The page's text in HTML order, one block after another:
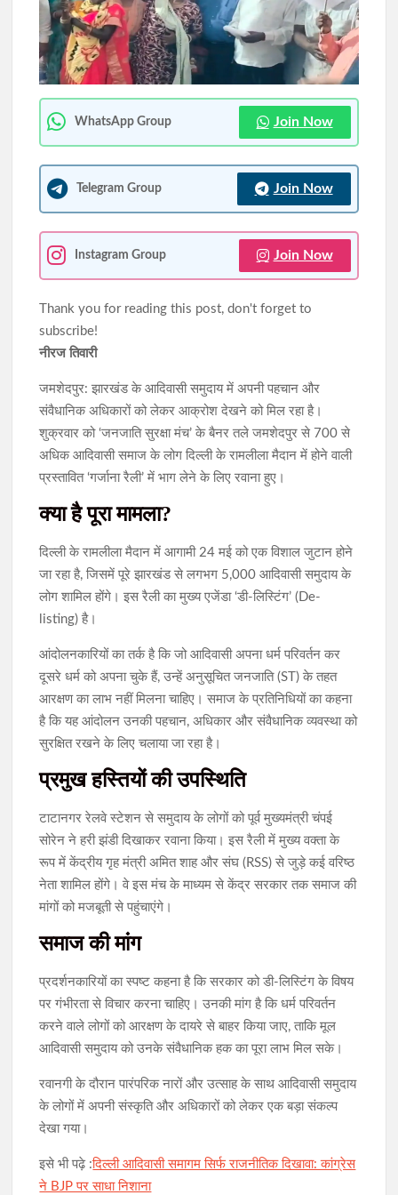
झारखंड में SIR के दौरान 63.24 लाख नोटिस जारी, रांची में सबसे अधिक
6.89 लाख मामले
JPSC-JSSC विवाद पर वाम छात्र संगठनों का शक्ति प्रदर्शन कल,
विधानसभा घेराव की तैयारी
WhatsApp Group Join Now
Telegram Group Join Now
Instagram Group Join Now
Thank you for reading this post, don't forget to
subscribe!
नीरज तिवारी
जमशेदपुर: झारखंड के आदिवासी समुदाय में अपनी पहचान और
संवैधानिक अधिकारों को लेकर आक्रोश देखने को मिल रहा है।
शुक्रवार को ‘जनजाति सुरक्षा मंच’ के बैनर तले जमशेदपुर से 700 से
अधिक आदिवासी समाज के लोग दिल्ली के रामलीला मैदान में होने वाली
प्रस्तावित ‘गर्जाना रैली’ में भाग लेने के लिए रवाना हुए।
क्या है पूरा मामला?
दिल्ली के रामलीला मैदान में आगामी 24 मई को एक विशाल जुटान होने
जा रहा है, जिसमें पूरे झारखंड से लगभग 5,000 आदिवासी समुदाय के
लोग शामिल होंगे। इस रैली का मुख्य एजेंडा ‘डी-लिस्टिंग’ (De-
listing) है।
आंदोलनकारियों का तर्क है कि जो आदिवासी अपना धर्म परिवर्तन कर
दूसरे धर्म को अपना चुके हैं, उन्हें अनुसूचित जनजाति (ST) के तहत
आरक्षण का लाभ नहीं मिलना चाहिए। समाज के प्रतिनिधियों का कहना
है कि यह आंदोलन उनकी पहचान, अधिकार और संवैधानिक व्यवस्था को
सुरक्षित रखने के लिए चलाया जा रहा है।
प्रमुख हस्तियों की उपस्थिति
टाटानगर रेलवे स्टेशन से समुदाय के लोगों को पूर्व मुख्यमंत्री चंपई
सोरेन ने हरी झंडी दिखाकर रवाना किया। इस रैली में मुख्य वक्ता के
रूप में केंद्रीय गृह मंत्री अमित शाह और संघ (RSS) से जुड़े कई वरिष्ठ
नेता शामिल होंगे। वे इस मंच के माध्यम से केंद्र सरकार तक समाज की
मांगों को मजबूती से पहुंचाएंगे।
समाज की मांग
प्रदर्शनकारियों का स्पष्ट कहना है कि सरकार को डी-लिस्टिंग के विषय
पर गंभीरता से विचार करना चाहिए। उनकी मांग है कि धर्म परिवर्तन
करने वाले लोगों को आरक्षण के दायरे से बाहर किया जाए, ताकि मूल
आदिवासी समुदाय को उनके संवैधानिक हक का पूरा लाभ मिल सके।
रवानगी के दौरान पारंपरिक नारों और उत्साह के साथ आदिवासी समुदाय
के लोगों में अपनी संस्कृति और अधिकारों को लेकर एक बड़ा संकल्प
देखा गया।
इसे भी पढ़े :दिल्ली आदिवासी समागम सिर्फ राजनीतिक दिखावा: कांग्रेस
ने BJP पर साधा निशाना